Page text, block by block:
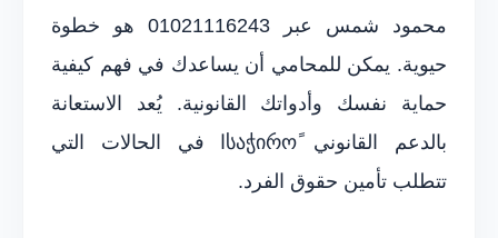
محمود شمس عبر 01021116243 هو خطوة
حيوية. يمكن للمحامي أن يساعدك في فهم كيفية
حماية نفسك وأدواتك القانونية. يُعد الاستعانة
بالدعم القانوني საჭიროًا في الحالات التي
تتطلب تأمين حقوق الفرد.